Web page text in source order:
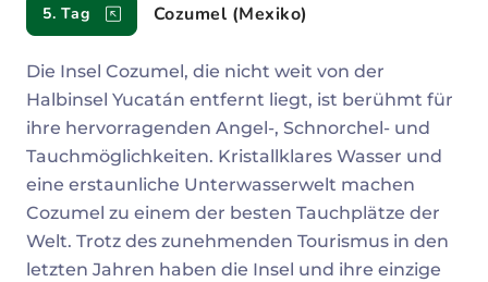
5. Tag Cozumel (Mexiko)
Die Insel Cozumel, die nicht weit von der
Halbinsel Yucatán entfernt liegt, ist berühmt für
ihre hervorragenden Angel-, Schnorchel- und
Tauchmöglichkeiten. Kristallklares Wasser und
eine erstaunliche Unterwasserwelt machen
Cozumel zu einem der besten Tauchplätze der
Welt. Trotz des zunehmenden Tourismus in den
letzten Jahren haben die Insel und ihre einzige